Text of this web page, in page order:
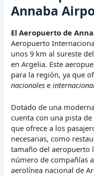
Annaba
El Aeropuerto de
Aeropuerto
unos 9 km al sureste
en Argelia. Este
para la región, ya que
nacionales e
Dotado de una
cuenta con una pista
que ofrece a los
necesarias, como
tamaño del aeropuerto
número de compañías
aerolínea nacional de